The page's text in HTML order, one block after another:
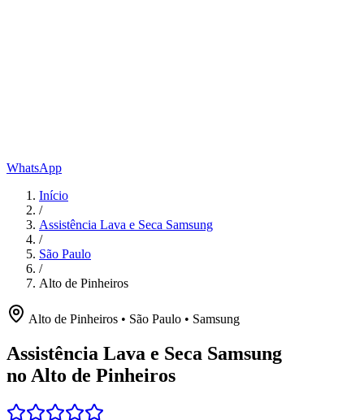
WhatsApp
Início
/
Assistência Lava e Seca Samsung
/
São Paulo
/
Alto de Pinheiros
Alto de Pinheiros • São Paulo • Samsung
Assistência Lava e Seca Samsung
no Alto de Pinheiros